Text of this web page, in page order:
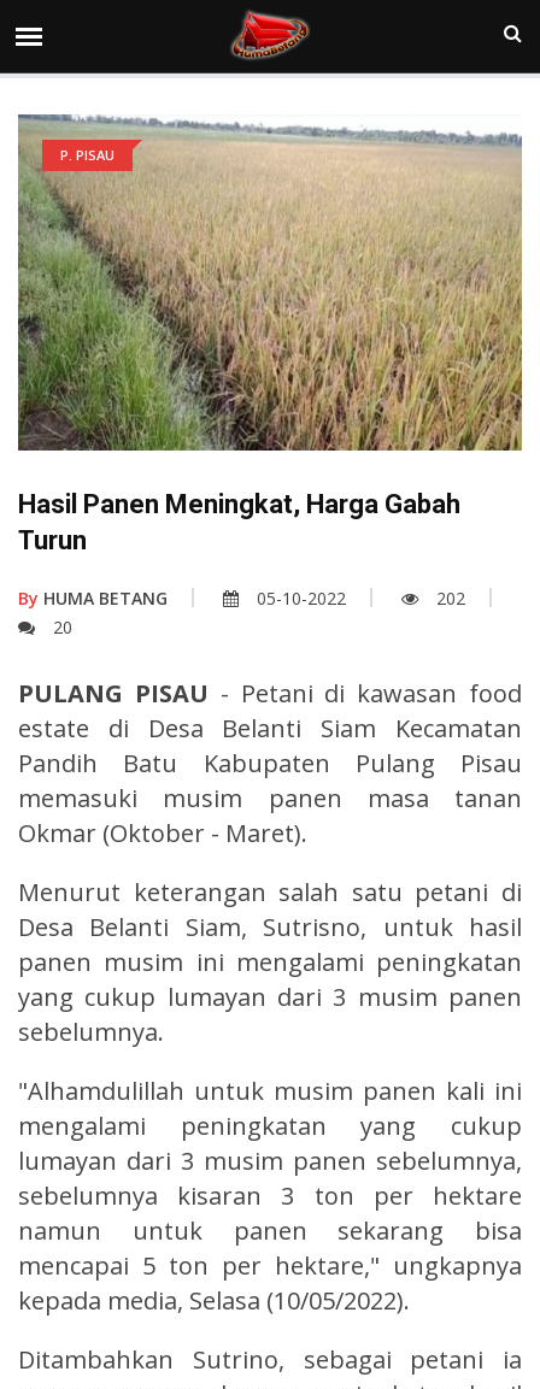
P. PISAU
Hasil Panen Meningkat, Harga Gabah
Turun
By HUMA BETANG 05-10-2022
202
20
PULANG PISAU - Petani di kawasan food
estate di Desa Belanti Siam Kecamatan
Pandih Batu Kabupaten Pulang Pisau
memasuki musim panen masa tanan
Okmar (Oktober - Maret).
Menurut keterangan salah satu petani di
Desa Belanti Siam, Sutrisno, untuk hasil
panen musim ini mengalami peningkatan
yang cukup lumayan dari 3 musim panen
sebelumnya.
"Alhamdulillah untuk musim panen kali ini
mengalami peningkatan yang cukup
lumayan dari 3 musim panen sebelumnya,
sebelumnya kisaran 3 ton per hektare
namun untuk panen sekarang bisa
mencapai 5 ton per hektare," ungkapnya
kepada media, Selasa (10/05/2022).
Ditambahkan Sutrino, sebagai petani ia